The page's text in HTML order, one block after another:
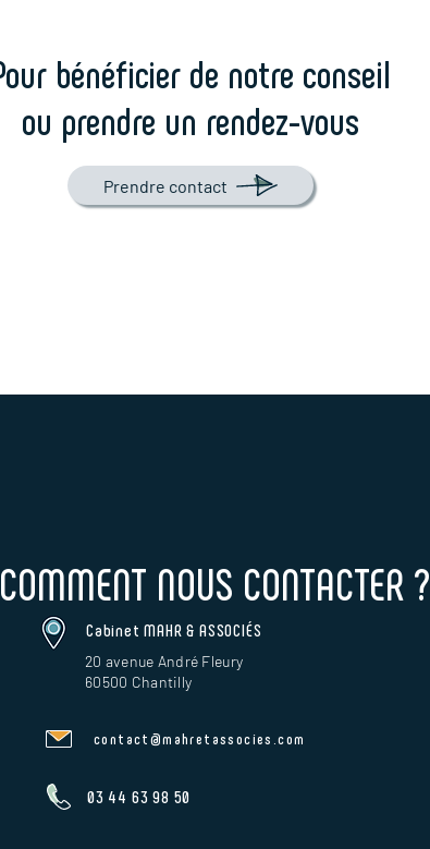
bénéficier de notre conseil
ou prendre un rendez-vous
Prendre contact
COMMENT NOUS CONTACTER ?
Cabinet MAHR & ASSOCIÉS
20 avenue André Fleury
60500 Chantilly
contact@mahretassocies.com
03 44 63 98 50